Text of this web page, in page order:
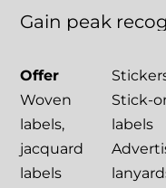
Offer
Woven
labels,
jacquard
labels
Stick-
labels
Gain peak